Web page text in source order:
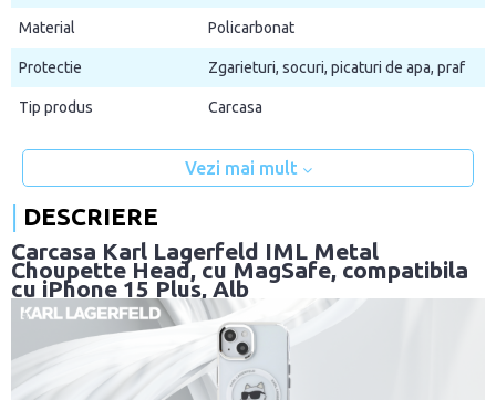
Material Policarbonat
Protectie Zgarieturi, socuri, picaturi de apa, praf
Tip produs Carcasa
Vezi mai mult
DESCRIERE
Carcasa Karl Lagerfeld IML Metal
Choupette Head, cu MagSafe, compatibila
cu iPhone 15 Plus, Alb